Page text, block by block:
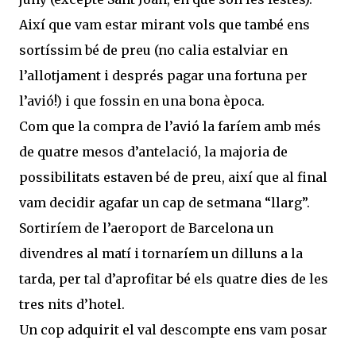
Així que vam estar mirant vols que també ens
sortíssim bé de preu (no calia estalviar en
l’allotjament i després pagar una fortuna per
l’avió!) i que fossin en una bona època.
Com que la compra de l’avió la faríem amb més
de quatre mesos d’antelació, la majoria de
possibilitats estaven bé de preu, així que al final
vam decidir agafar un cap de setmana “llarg”.
Sortiríem de l’aeroport de Barcelona un
divendres al matí i tornaríem un dilluns a la
tarda, per tal d’aprofitar bé els quatre dies de les
tres nits d’hotel.
Un cop adquirit el val descompte ens vam posar